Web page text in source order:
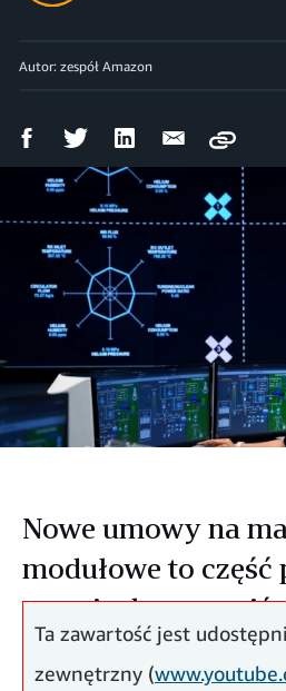
Autor: zespół Amazon
Udostępnij
Facebooku
Udostępnij
Twitterze
Udostępnij
LinkedIn
Wyślij
Copy
Nowe umowy na
modułowe to
w związku z
energię
Ta zawartość jest
zewnętrzny (